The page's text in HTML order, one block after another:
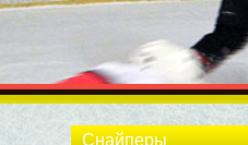
Снайперы